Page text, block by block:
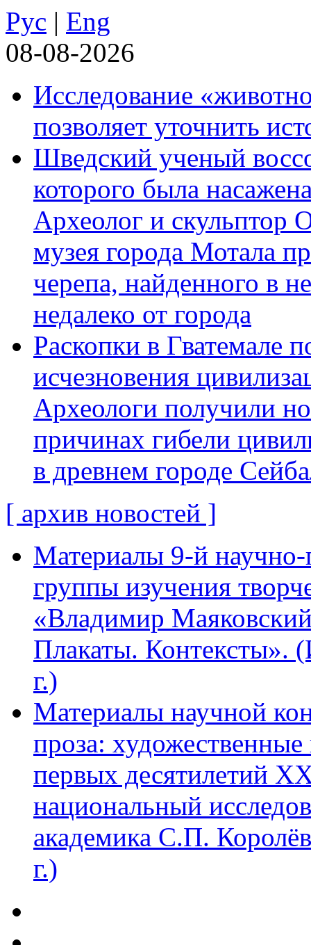
Рус | Eng
08-08-2026
Исследование
позволяет уточнить
Шведский ученый
которого была
Археолог и скульптор
музея города Мотала
черепа, найденного в
недалеко от города
Раскопки в Гватемале
исчезновения
Археологи получили
причинах гибели
в древнем городе
[ архив новостей ]
Материалы 9-й научно-
группы изучения
«Владимир
Плакаты.
г.)
Материалы научной
проза: художественные
первых десятилетий
национальный
академика С.П.
г.)